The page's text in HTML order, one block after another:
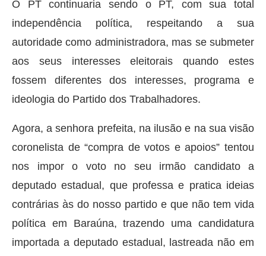
O PT continuaria sendo o PT, com sua total
independência política, respeitando a sua
autoridade como administradora, mas se submeter
aos seus interesses eleitorais quando estes
fossem diferentes dos interesses, programa e
ideologia do Partido dos Trabalhadores.
Agora, a senhora prefeita, na ilusão e na sua visão
coronelista de “compra de votos e apoios” tentou
nos impor o voto no seu irmão candidato a
deputado estadual, que professa e pratica ideias
contrárias às do nosso partido e que não tem vida
política em Baraúna, trazendo uma candidatura
importada a deputado estadual, lastreada não em